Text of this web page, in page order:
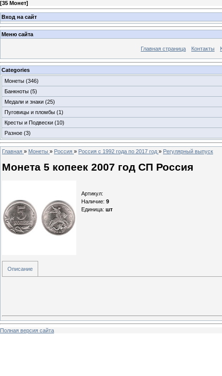
[35 Монет]
Вход на сайт
Меню сайта
Главная страница Контакты
Categories
Монеты (346)
Банкноты (5)
Медали и знаки (25)
Пуговицы и пломбы (1)
Кресты и Подвески (10)
Разное (3)
Главная » Монеты » Россия » Россия с 1992 года по 2017 год » Регулярный выпуск
Монета 5 копеек 2007 год СП Россия
Артикул:
Наличие: 9
Единица: шт
Описание
Полная версия сайта